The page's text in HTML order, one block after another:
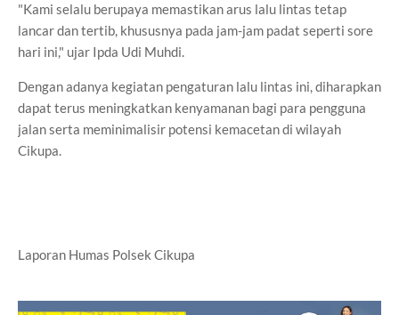
"Kami selalu berupaya memastikan arus lalu lintas tetap
lancar dan tertib, khususnya pada jam-jam padat seperti sore
hari ini," ujar Ipda Udi Muhdi.
Dengan adanya kegiatan pengaturan lalu lintas ini, diharapkan
dapat terus meningkatkan kenyamanan bagi para pengguna
jalan serta meminimalisir potensi kemacetan di wilayah
Cikupa.
Laporan Humas Polsek Cikupa